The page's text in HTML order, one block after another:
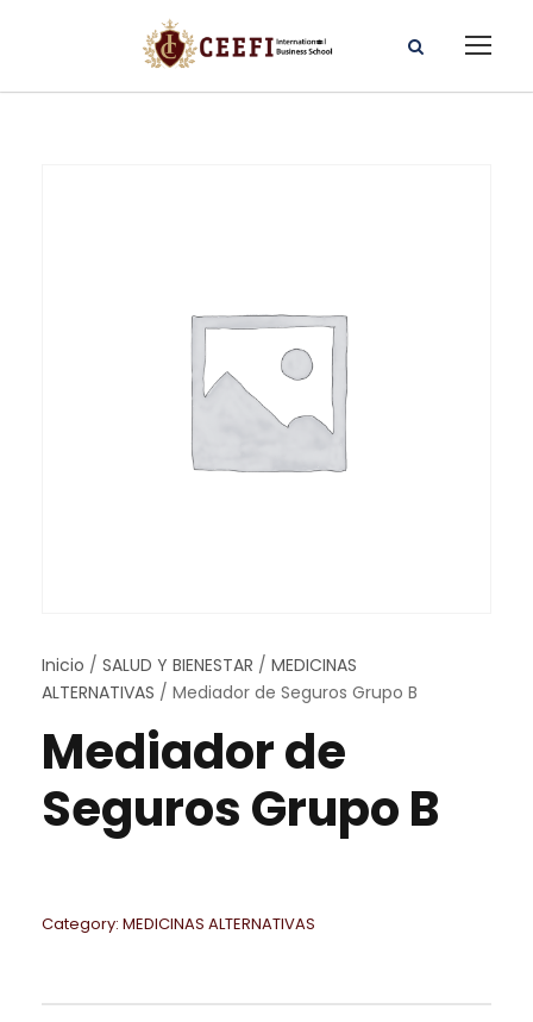
Inicio / SALUD Y BIENESTAR / MEDICINAS
ALTERNATIVAS / Mediador de Seguros Grupo B
Mediador de
Seguros Grupo B
Category: MEDICINAS ALTERNATIVAS